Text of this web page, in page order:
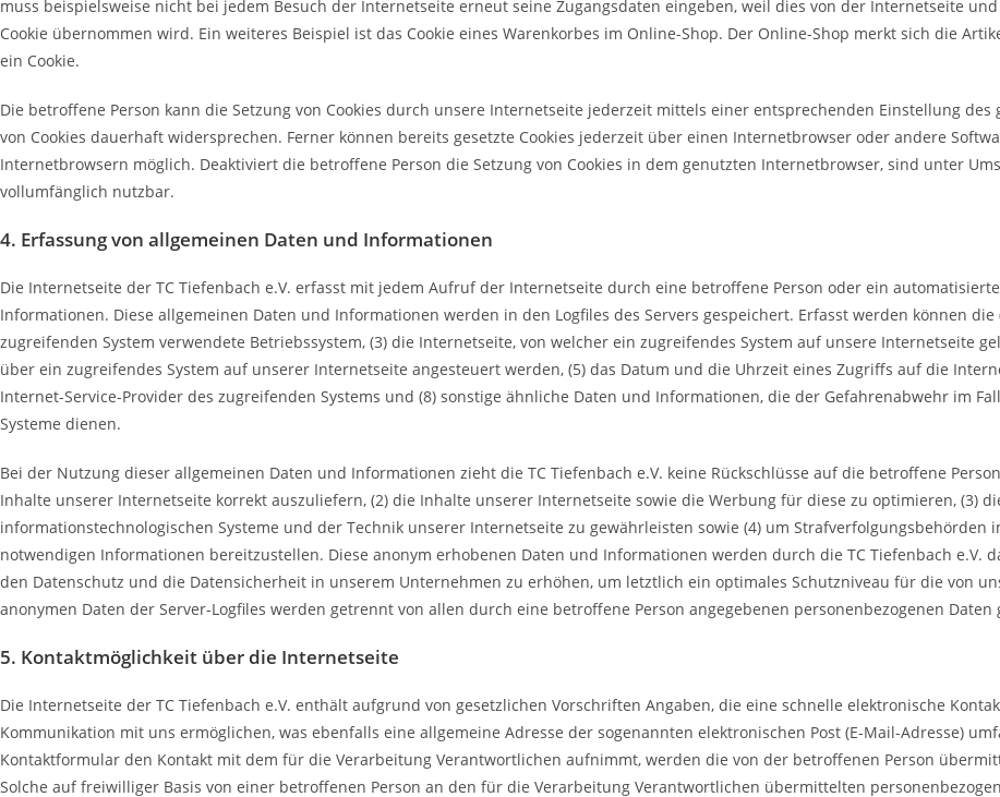
muss beispielsweise nicht bei jedem Besuch der Internetseite erneut seine Zugangsdaten eingeben, weil dies von der Internetseite
Cookie übernommen wird. Ein weiteres Beispiel ist das Cookie eines Warenkorbes im Online-Shop. Der Online-Shop merkt sich die
ein Cookie.
Die betroffene Person kann die Setzung von Cookies durch unsere Internetseite jederzeit mittels einer entsprechenden Einstellung
von Cookies dauerhaft widersprechen. Ferner können bereits gesetzte Cookies jederzeit über einen Internetbrowser oder andere
Internetbrowsern möglich. Deaktiviert die betroffene Person die Setzung von Cookies in dem genutzten Internetbrowser, sind unter
vollumfänglich nutzbar.
4. Erfassung von allgemeinen Daten und Informationen
Die Internetseite der TC Tiefenbach e.V. erfasst mit jedem Aufruf der Internetseite durch eine betroffene Person oder ein
Informationen. Diese allgemeinen Daten und Informationen werden in den Logfiles des Servers gespeichert. Erfasst werden können
zugreifenden System verwendete Betriebssystem, (3) die Internetseite, von welcher ein zugreifendes System auf unsere Internetseite
über ein zugreifendes System auf unserer Internetseite angesteuert werden, (5) das Datum und die Uhrzeit eines Zugriffs auf die
Internet-Service-Provider des zugreifenden Systems und (8) sonstige ähnliche Daten und Informationen, die der Gefahrenabwehr im
Systeme dienen.
Bei der Nutzung dieser allgemeinen Daten und Informationen zieht die TC Tiefenbach e.V. keine Rückschlüsse auf die betroffene
Inhalte unserer Internetseite korrekt auszuliefern, (2) die Inhalte unserer Internetseite sowie die Werbung für diese zu optimieren, (3)
informationstechnologischen Systeme und der Technik unserer Internetseite zu gewährleisten sowie (4) um Strafverfolgungsbehörden
notwendigen Informationen bereitzustellen. Diese anonym erhobenen Daten und Informationen werden durch die TC Tiefenbach
den Datenschutz und die Datensicherheit in unserem Unternehmen zu erhöhen, um letztlich ein optimales Schutzniveau für die von
anonymen Daten der Server-Logfiles werden getrennt von allen durch eine betroffene Person angegebenen personenbezogenen Daten
5. Kontaktmöglichkeit über die Internetseite
Die Internetseite der TC Tiefenbach e.V. enthält aufgrund von gesetzlichen Vorschriften Angaben, die eine schnelle elektronische
Kommunikation mit uns ermöglichen, was ebenfalls eine allgemeine Adresse der sogenannten elektronischen Post (E-Mail-Adresse)
Kontaktformular den Kontakt mit dem für die Verarbeitung Verantwortlichen aufnimmt, werden die von der betroffenen Person
Solche auf freiwilliger Basis von einer betroffenen Person an den für die Verarbeitung Verantwortlichen übermittelten